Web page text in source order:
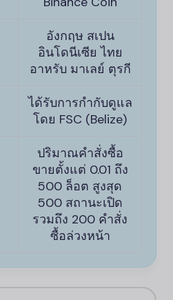
อังกฤษ สเปน
อินโดนีเซีย ไทย
อาหรับ มาเลย์ ตุรกี
ได้รับการกำกับดูแล
โดย FSC (Belize)
ปริมาณคำสั่งซื้อ
ขายตั้งแต่ 0.01 ถึง
500 ล็อต สูงสุด
500 สถานะเปิด
รวมถึง 200 คำสั่ง
ซื้อล่วงหน้า